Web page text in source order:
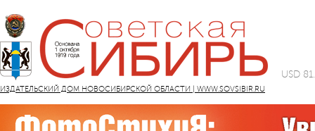
ИЗДАТЕЛЬСКИЙ ДОМ НОВОСИБИРСКОЙ ОБЛАСТИ | WWW.SOVSIBIR.RU
USD